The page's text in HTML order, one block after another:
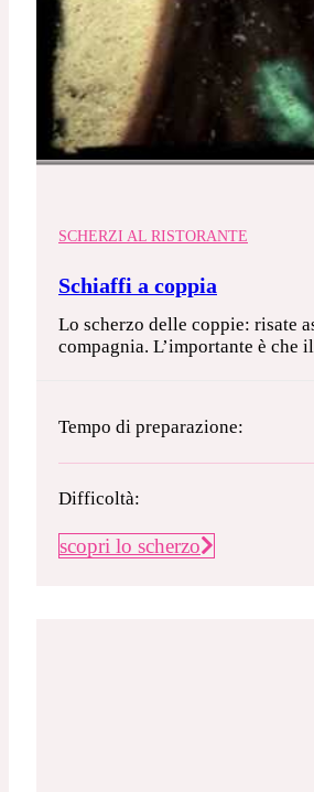
SCHERZI AL RISTORANTE
Schiaffi a coppia
Lo scherzo delle coppie: risate
compagnia. L’importante è che
Tempo di preparazione:
Difficoltà:
scopri lo scherzo